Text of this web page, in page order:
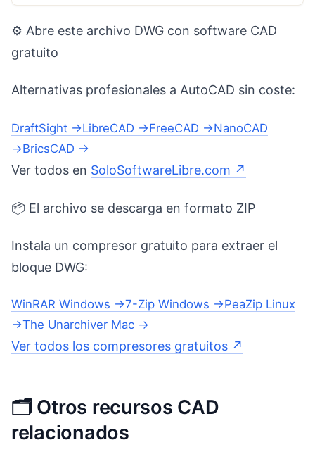
⚙ Abre este archivo DWG con software CAD
gratuito
Alternativas profesionales a AutoCAD sin coste:
DraftSight →LibreCAD →FreeCAD →NanoCAD
→BricsCAD →
Ver todos en SoloSoftwareLibre.com ↗
📦 El archivo se descarga en formato ZIP
Instala un compresor gratuito para extraer el
bloque DWG:
WinRAR Windows →7-Zip Windows →PeaZip Linux
→The Unarchiver Mac →
Ver todos los compresores gratuitos ↗
🗂️ Otros recursos CAD
relacionados